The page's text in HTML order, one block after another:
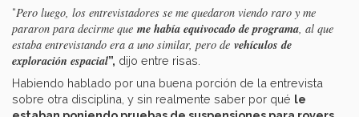
“Pero luego, los entrevistadores se me quedaron viendo raro y me
pararon para decirme que me había equivocado de programa, al que
estaba entrevistando era a uno similar, pero de vehículos de
exploración espacial”, dijo entre risas.
Habiendo hablado por una buena porción de la entrevista
sobre otra disciplina, y sin realmente saber por qué le